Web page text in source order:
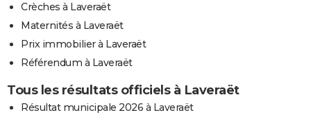
Crèches à Laveraët
Maternités à Laveraët
Prix immobilier à Laveraët
Référendum à Laveraët
Tous les résultats officiels à Laveraët
Résultat municipale 2026 à Laveraët